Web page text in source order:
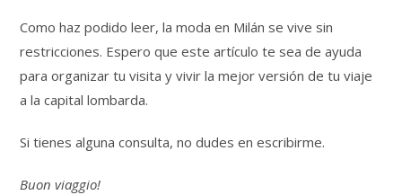
Como haz podido leer, la moda en Milán se vive sin
restricciones. Espero que este artículo te sea de ayuda
para organizar tu visita y vivir la mejor versión de tu viaje
a la capital lombarda.
Si tienes alguna consulta, no dudes en escribirme.
Buon viaggio!